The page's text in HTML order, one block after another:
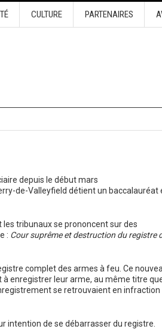
CULTURE PARTENAIRES
depuis le début mars
de-Valleyfield détient un baccalauréat
tribunaux se prononcent sur des
: Cour suprême et destruction du registre
complet des armes à feu. Ce
enregistrer leur arme, au même titre
se retrouvaient en infraction
intention de se débarrasser du registre.